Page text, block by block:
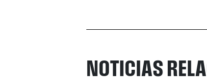
NOTICIAS